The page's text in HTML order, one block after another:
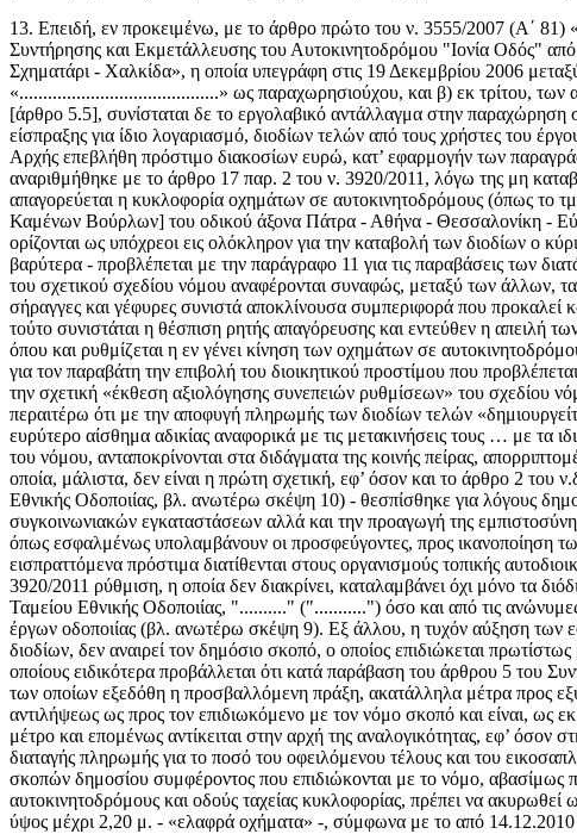
13. Επειδή, εν προκειμένω, με το άρθρο πρώτο του ν. 3555/2007 (Α΄
Συντήρησης και Εκμετάλλευσης του Αυτοκινητοδρόμου "Ιονία
Σχηματάρι - Χαλκίδα», η οποία υπεγράφη στις 19 Δεκεμβρίου 2006
«..........................................» ως παραχωρησιούχου, και β) εκ τρίτου,
[άρθρο 5.5], συνίσταται δε το εργολαβικό αντάλλαγμα στην παραχώρηση
είσπραξης για ίδιο λογαριασμό, διοδίων τελών από τους χρήστες του
Αρχής επεβλήθη πρόστιμο διακοσίων ευρώ, κατ’ εφαρμογήν των
αναριθμήθηκε με το άρθρο 17 παρ. 2 του ν. 3920/2011, λόγω της μη
απαγορεύεται η κυκλοφορία οχημάτων σε αυτοκινητοδρόμους (όπως
Καμένων Βούρλων] του οδικού άξονα Πάτρα - Αθήνα - Θεσσαλονίκη -
ορίζονται ως υπόχρεοι εις ολόκληρον για την καταβολή των διοδίων ο
βαρύτερα - προβλέπεται με την παράγραφο 11 για τις παραβάσεις των
του σχετικού σχεδίου νόμου αναφέρονται συναφώς, μεταξύ των άλλων,
σήραγγες και γέφυρες συνιστά αποκλίνουσα συμπεριφορά που προκαλεί
τούτο συνιστάται η θέσπιση ρητής απαγόρευσης και εντεύθεν η
όπου και ρυθμίζεται η εν γένει κίνηση των οχημάτων σε
για τον παραβάτη την επιβολή του διοικητικού προστίμου που
την σχετική «έκθεση αξιολόγησης συνεπειών ρυθμίσεων» του σχεδίου
περαιτέρω ότι με την αποφυγή πληρωμής των διοδίων τελών
ευρύτερο αίσθημα αδικίας αναφορικά με τις μετακινήσεις τους … με τα
του νόμου, ανταποκρίνονται στα διδάγματα της κοινής πείρας,
οποία, μάλιστα, δεν είναι η πρώτη σχετική, εφ’ όσον και το άρθρο 2
Εθνικής Οδοποιίας, βλ. ανωτέρω σκέψη 10) - θεσπίσθηκε για λόγους
συγκοινωνιακών εγκαταστάσεων αλλά και την προαγωγή της
όπως εσφαλμένως υπολαμβάνουν οι προσφεύγοντες, προς ικανοποίηση
εισπραττόμενα πρόστιμα διατίθενται στους οργανισμούς τοπικής
3920/2011 ρύθμιση, η οποία δεν διακρίνει, καταλαμβάνει όχι μόνο τα
Ταμείου Εθνικής Οδοποιίας, ".........." ("...........") όσο και από τις
έργων οδοποιίας (βλ. ανωτέρω σκέψη 9). Εξ άλλου, η τυχόν αύξηση των
διοδίων, δεν αναιρεί τον δημόσιο σκοπό, ο οποίος επιδιώκεται
οποίους ειδικότερα προβάλλεται ότι κατά παράβαση του άρθρου 5 του
των οποίων εξεδόθη η προσβαλλόμενη πράξη, ακατάλληλα μέτρα προς
αντιλήψεως ως προς τον επιδιωκόμενο με τον νόμο σκοπό και είναι, ως
μέτρο και επομένως αντίκειται στην αρχή της αναλογικότητας, εφ’
διαταγής πληρωμής για το ποσό του οφειλόμενου τέλους και του
σκοπών δημοσίου συμφέροντος που επιδιώκονται με το νόμο, αβασίμως
αυτοκινητοδρόμους και οδούς ταχείας κυκλοφορίας, πρέπει να
ύψος μέχρι 2,20 μ. - «ελαφρά οχήματα» -, σύμφωνα με το από 14.12.2010